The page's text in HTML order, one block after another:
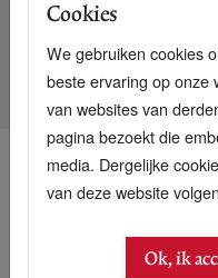
Nieuwsarchief
Vertrekkende Lageweg
Cookies
We gebruiken cookies
beste ervaring op onze
van websites van
pagina bezoekt die
media. Dergelijke
van deze website
Ok, ik